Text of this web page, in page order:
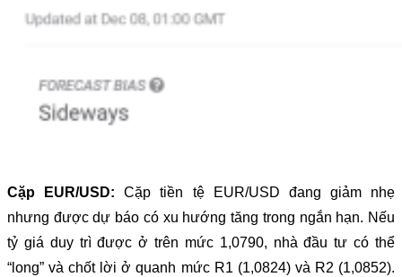
Cặp EUR/USD:Cặp tiền tệ EUR/USD đang giảm nhẹ
nhưng được dự báo có xu hướng tăng trong ngắn hạn. Nếu
tỷ giá duy trì được ở trên mức 1,0790, nhà đầu tư có thể
“long” và chốt lời ở quanh mức R1 (1,0824) và R2 (1,0852).